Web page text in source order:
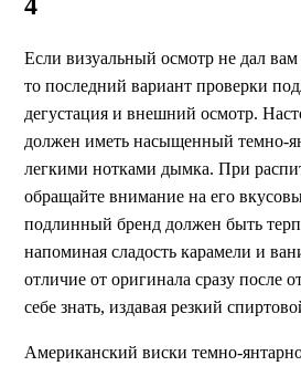
4
Если визуальный осмотр не дал вам
то последний вариант проверки
дегустация и внешний осмотр.
должен иметь насыщенный темно-
легкими нотками дымка. При
обращайте внимание на его
подлинный бренд должен быть
напоминая сладость карамели и
отличие от оригинала сразу после
себе знать, издавая резкий
Американский виски темно-